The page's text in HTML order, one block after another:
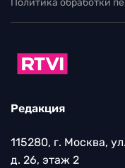
Редакция
115280, г. Москва,
д. 26, этаж 2